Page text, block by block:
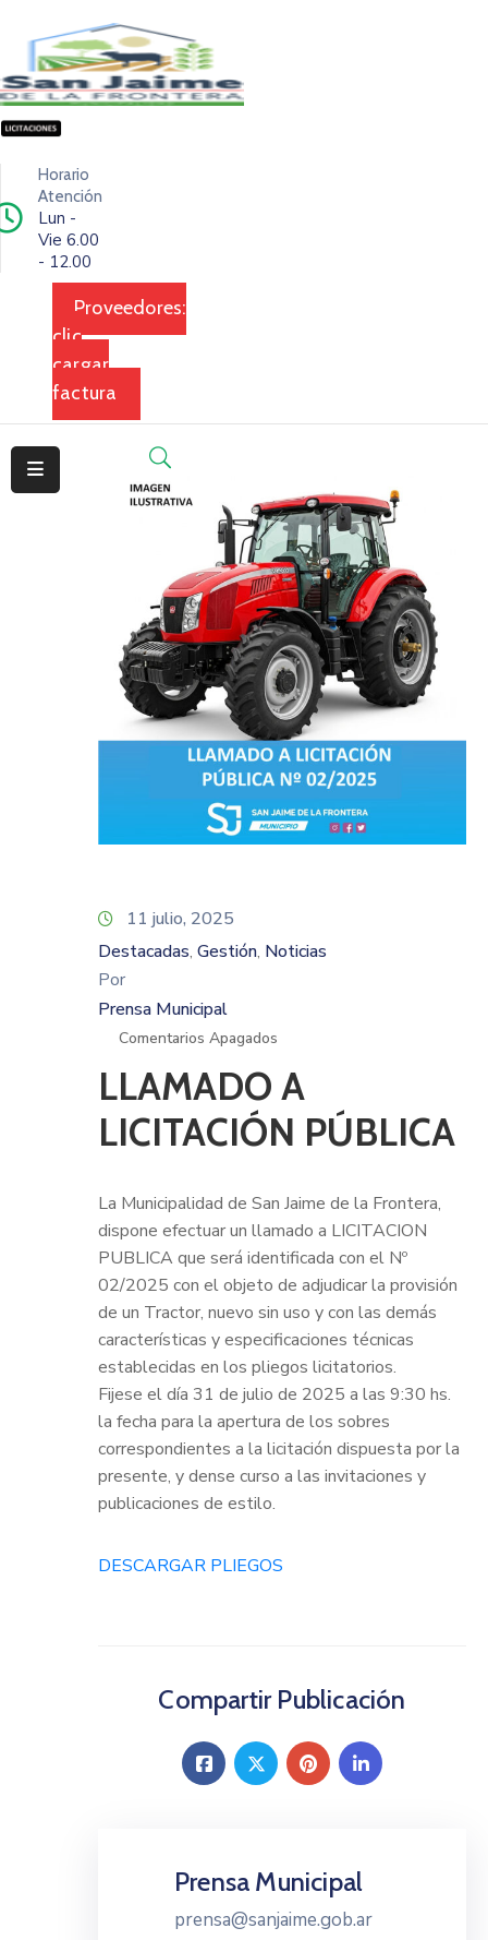
Horario
Atención
Lun -
Vie 6.00
- 12.00
Proveedores:
clic
cargar
factura
Inicio
Ejecutivo
Legislativo
Transparencia
Contacto
11 julio, 2025
Destacadas‚ Gestión‚ Noticias
Por
Prensa Municipal
Comentarios Apagados
LLAMADO A
LICITACIÓN PÚBLICA
La Municipalidad de San Jaime de la Frontera,
dispone efectuar un llamado a LICITACION
PUBLICA que será identificada con el Nº
02/2025 con el objeto de adjudicar la provisión
de un Tractor, nuevo sin uso y con las demás
características y especificaciones técnicas
establecidas en los pliegos licitatorios.
Fijese el día 31 de julio de 2025 a las 9:30 hs.
la fecha para la apertura de los sobres
correspondientes a la licitación dispuesta por la
presente, y dense curso a las invitaciones y
publicaciones de estilo.
DESCARGAR PLIEGOS
Compartir Publicación
Prensa Municipal
prensa@sanjaime.gob.ar